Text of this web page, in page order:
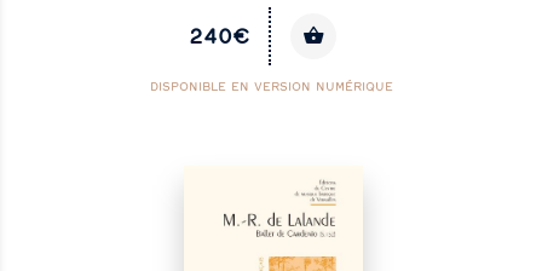
240€
DISPONIBLE EN VERSION NUMÉRIQUE